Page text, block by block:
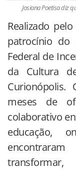
Josiana Poetisa diz
Realizado
patrocínio do
Federal de
da Cultura
meses de
colaborativo
educação,